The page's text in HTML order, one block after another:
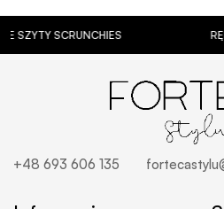
SCRUNCHIES
+48 693 606 135